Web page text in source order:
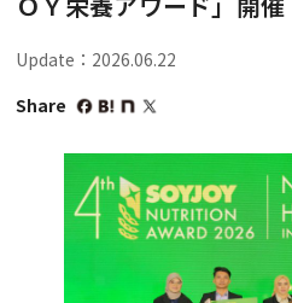
Update：2026.06.22
Share